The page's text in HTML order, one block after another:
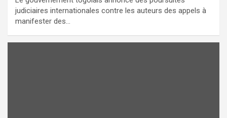
judiciaires internationales contre les auteurs des appels à
manifester des…